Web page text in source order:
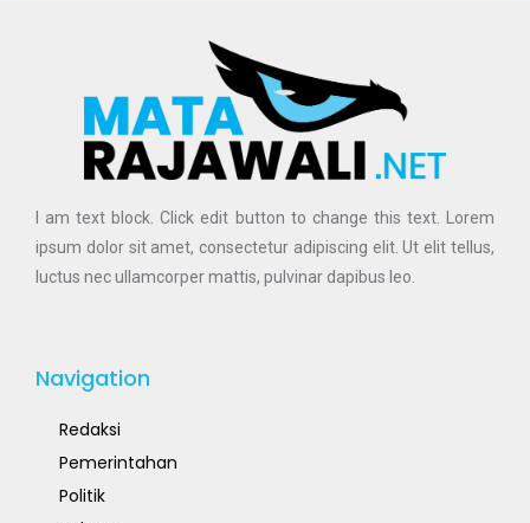
I am text block. Click edit button to change this text. Lorem
ipsum dolor sit amet, consectetur adipiscing elit. Ut elit tellus,
luctus nec ullamcorper mattis, pulvinar dapibus leo.
Navigation
Redaksi
Pemerintahan
Politik